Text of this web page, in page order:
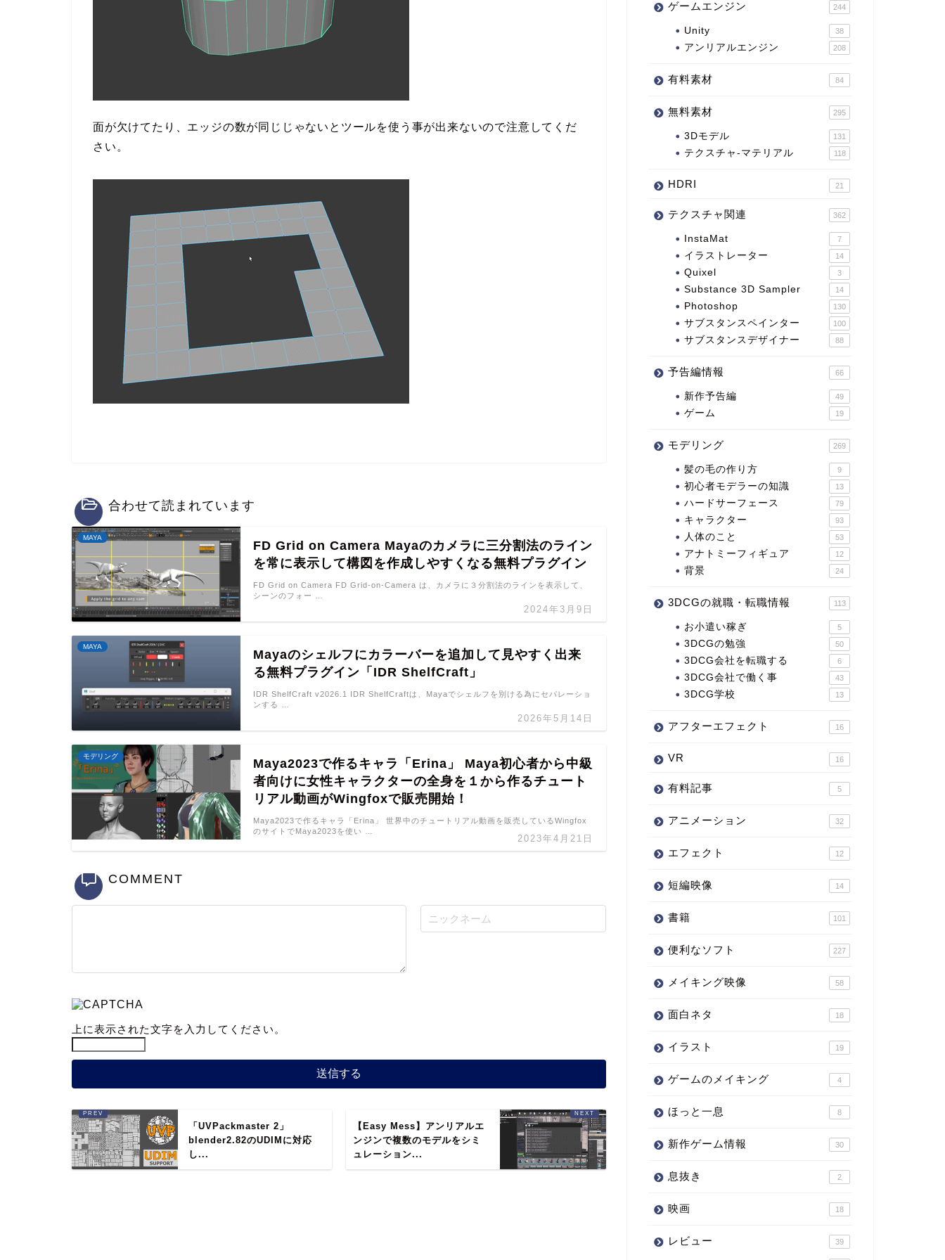
面が欠けてたり、エッジの数が同じじゃないとツールを使う事が出来ないので注意してくだ
さい。
合わせて読まれています
MAYA
FD Grid on Camera Mayaのカメラに三分割法のライン
を常に表示して構図を作成しやすくなる無料プラグイン
2024年3月9日
FD Grid on Camera FD Grid-on-Camera は、カメラに３分割法のラインを表示して、
シーンのフォー …
MAYA
Mayaのシェルフにカラーバーを追加して見やすく出来
る無料プラグイン「IDR ShelfCraft」
2026年5月14日
IDR ShelfCraft v2026.1 IDR ShelfCraftは、Mayaでシェルフを別ける為にセパレーショ
ンする …
モデリング
Maya2023で作るキャラ「Erina」 Maya初心者から中級
者向けに女性キャラクターの全身を１から作るチュート
リアル動画がWingfoxで販売開始！
2023年4月21日
Maya2023で作るキャラ「Erina」 世界中のチュートリアル動画を販売しているWingfox
のサイトでMaya2023を使い …
COMMENT
上に表示された文字を入力してください。
「UVPackmaster 2」
blender2.82のUDIMに対応
し...
【Easy Mess】アンリアルエ
ンジンで複数のモデルをシミ
ュレーション...
ゲームエンジン 244
Unity 38
アンリアルエンジン 208
有料素材 84
無料素材 295
3Dモデル 131
テクスチャ-マテリアル 118
HDRI 21
テクスチャ関連 362
InstaMat 7
イラストレーター 14
Quixel 3
Substance 3D Sampler 14
Photoshop 130
サブスタンスペインター 100
サブスタンスデザイナー 88
予告編情報 66
新作予告編 49
ゲーム 19
モデリング 269
髪の毛の作り方 9
初心者モデラーの知識 13
ハードサーフェース 79
キャラクター 93
人体のこと 53
アナトミーフィギュア 12
背景 24
3DCGの就職・転職情報 113
お小遣い稼ぎ 5
3DCGの勉強 50
3DCG会社を転職する 6
3DCG会社で働く事 43
3DCG学校 13
アフターエフェクト 16
VR 16
有料記事 5
アニメーション 32
エフェクト 12
短編映像 14
書籍 101
便利なソフト 227
メイキング映像 58
面白ネタ 18
イラスト 19
ゲームのメイキング 4
ほっと一息 8
新作ゲーム情報 30
息抜き 2
映画 18
レビュー 39